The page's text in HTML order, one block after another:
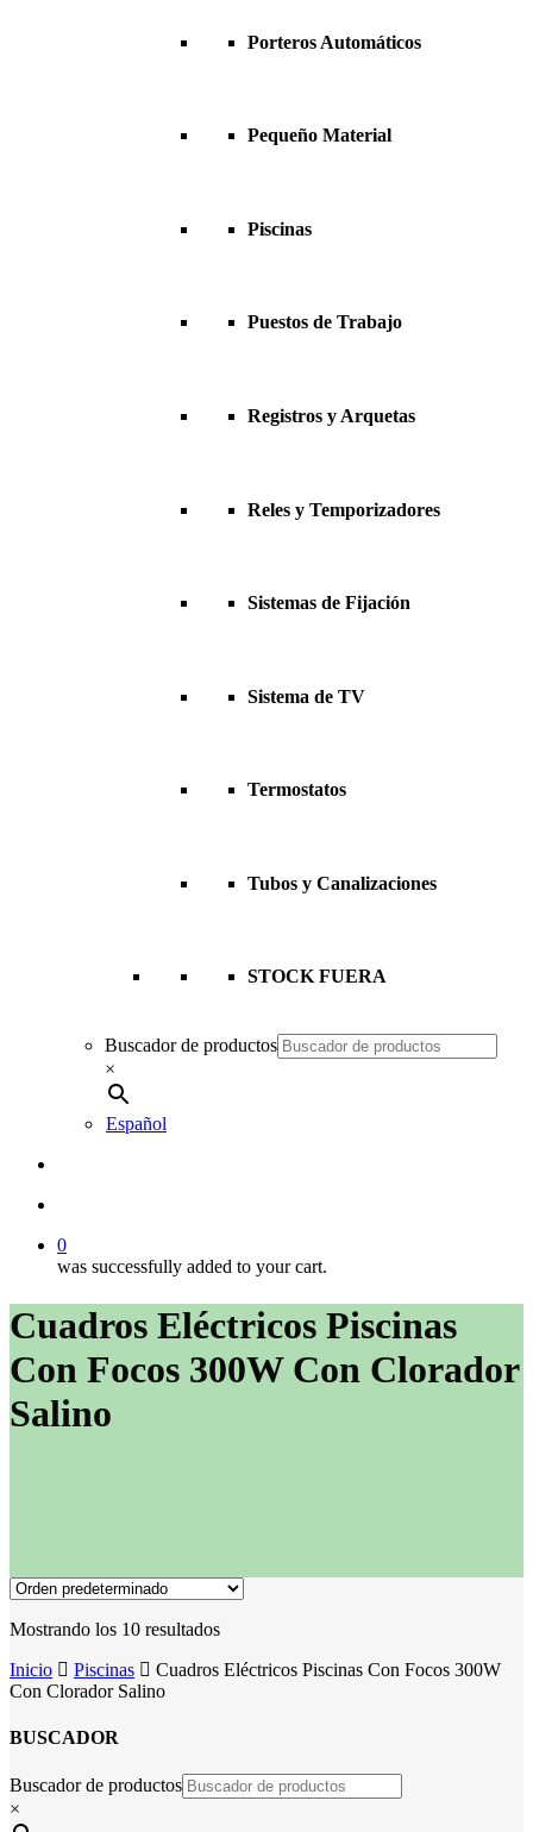
Porteros Automáticos
Pequeño Material
Piscinas
Puestos de Trabajo
Registros y Arquetas
Reles y Temporizadores
Sistemas de Fijación
Sistema de TV
Termostatos
Tubos y Canalizaciones
STOCK FUERA
Buscador de productos
×
Español
0
was successfully added to your cart.
Cuadros Eléctricos Piscinas
Con Focos 300W Con Clorador
Salino
Mostrando los 10 resultados
Inicio
Piscinas
Cuadros Eléctricos Piscinas Con Focos 300W
Con Clorador Salino
BUSCADOR
Buscador de productos
×